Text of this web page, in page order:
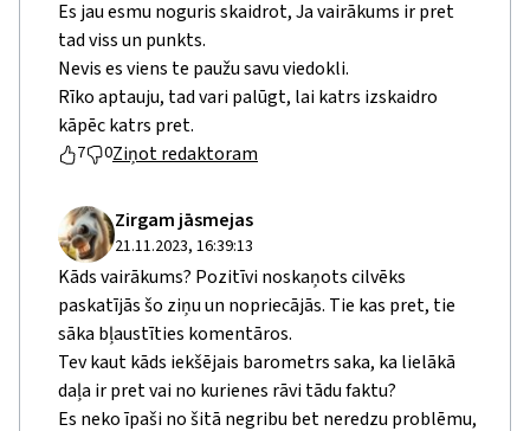
Es jau esmu noguris skaidrot, Ja vairākums ir pret
tad viss un punkts.
Nevis es viens te paužu savu viedokli.
Rīko aptauju, tad vari palūgt, lai katrs izskaidro
kāpēc katrs pret.
7 0Ziņot redaktoram
Zirgam jāsmejas
21.11.2023, 16:39:13
Kāds vairākums? Pozitīvi noskaņots cilvēks
paskatījās šo ziņu un nopriecājās. Tie kas pret, tie
sāka bļaustīties komentāros.
Tev kaut kāds iekšējais barometrs saka, ka lielākā
daļa ir pret vai no kurienes rāvi tādu faktu?
Es neko īpaši no šitā negribu bet neredzu problēmu,